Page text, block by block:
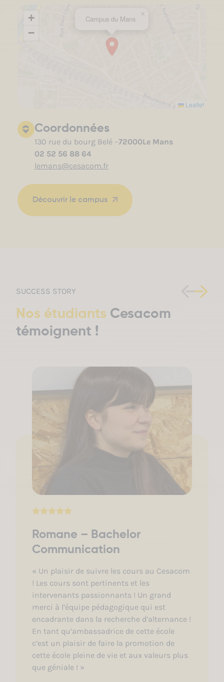
Campus du Mans
×
+
−
Leaflet
Coordonnées
130 rue du bourg Belé –72000Le Mans
02 52 56 88 64
lemans@cesacom.fr
Découvrir le campus
SUCCESS STORY
Nos étudiants Cesacom
témoignent !
Romane – Bachelor
Communication
« Un plaisir de suivre les cours au Cesacom
! Les cours sont pertinents et les
intervenants passionnants ! Un grand
merci à l’équipe pédagogique qui est
encadrante dans la recherche d’alternance !
En tant qu’ambassadrice de cette école
c’est un plaisir de faire la promotion de
cette école pleine de vie et aux valeurs plus
que géniale ! »